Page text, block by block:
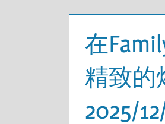
在
精致的
2025/